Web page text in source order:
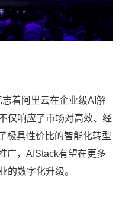
着阿里云在企业级AI解
仅响应了市场对高效、经
极具性价比的智能化转型
广，AIStack有望在更多
的数字化升级。